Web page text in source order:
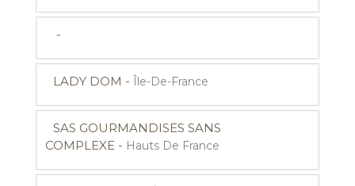
-
LADY DOM - Île-De-France
SAS GOURMANDISES SANS
COMPLEXE - Hauts De France